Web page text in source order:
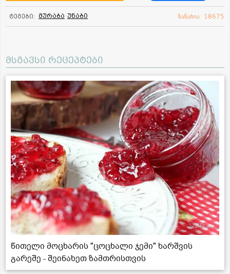
ტეგები: მურაბა უნაბი ნანახია: 18675
მსგავსი რეცეპტები
წითელი მოცხარის "ცოცხალი ჯემი" ხარშვის
გარეშე - შეინახეთ ზამთრისთვის